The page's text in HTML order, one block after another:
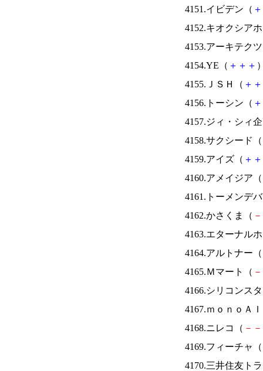
4151.イビデン（ ＋
4152.キオクシア
4153.アーキテク
4154.YE（ ＋ ＋ ＋
4155.ＪＳＨ（ ＋ ＋
4156.トーシン（ ＋
4157.ジィ・シィ
4158.サクシード（
4159.アイズ（ ＋ ＋
4160.アメイジア（
4161.トーメンデ
4162.かさくま（ －
4163.エターナル
4164.アルトナー（
4165.Ｍマート（ －
4166.シリコンス
4167.ｍｏｎｏＡ
4168.ニレコ（ － －
4169.フィーチャ（
4170.三井住友ト